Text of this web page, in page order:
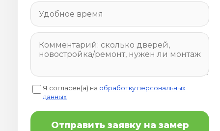
Я согласен(а) на обработку персональных
данных
Отправить заявку на замер